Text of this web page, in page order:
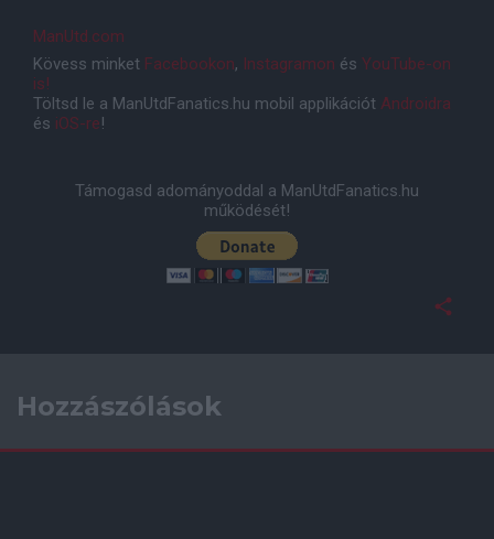
ManUtd.com
Kövess minket Facebookon, Instagramon és YouTube-on
is!
Töltsd le a ManUtdFanatics.hu mobil applikációt Androidra
és iOS-re!
Támogasd adományoddal a ManUtdFanatics.hu
működését!
Hozzászólások